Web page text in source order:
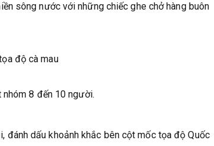
sông nước với những chiếc ghe chở hàng buôn
8 đến 10 người.
đánh dấu khoảnh khắc bên cột mốc tọa độ Quốc